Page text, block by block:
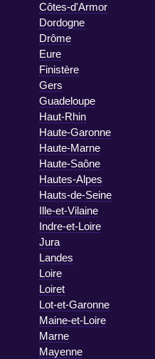
Côtes-d'Armor
Dordogne
Drôme
Eure
Finistère
Gers
Guadeloupe
Haut-Rhin
Haute-Garonne
Haute-Marne
Haute-Saône
Hautes-Alpes
Hauts-de-Seine
Ille-et-Vilaine
Indre-et-Loire
Jura
Landes
Loire
Loiret
Lot-et-Garonne
Maine-et-Loire
Marne
Mayenne